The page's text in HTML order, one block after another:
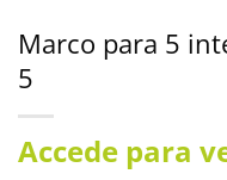
Marco para 5
5
Accede para